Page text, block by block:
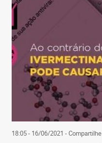
18:05 - 16/06/2021 - Compartilhe